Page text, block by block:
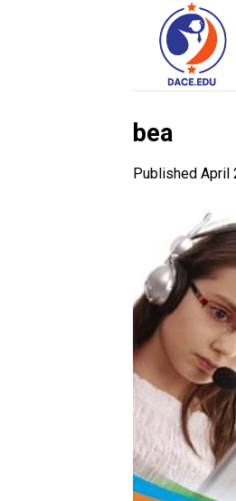
bea
Published April